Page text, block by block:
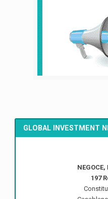
GLOBAL INVESTMENT
NEGOCE,
197